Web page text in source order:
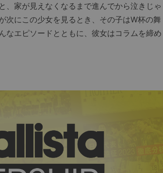
家が見えなくなるまで進んでから泣きじゃ
次にこの少女を見るとき、その子はW杯の舞
なエピソードとともに、彼女はコラムを締め